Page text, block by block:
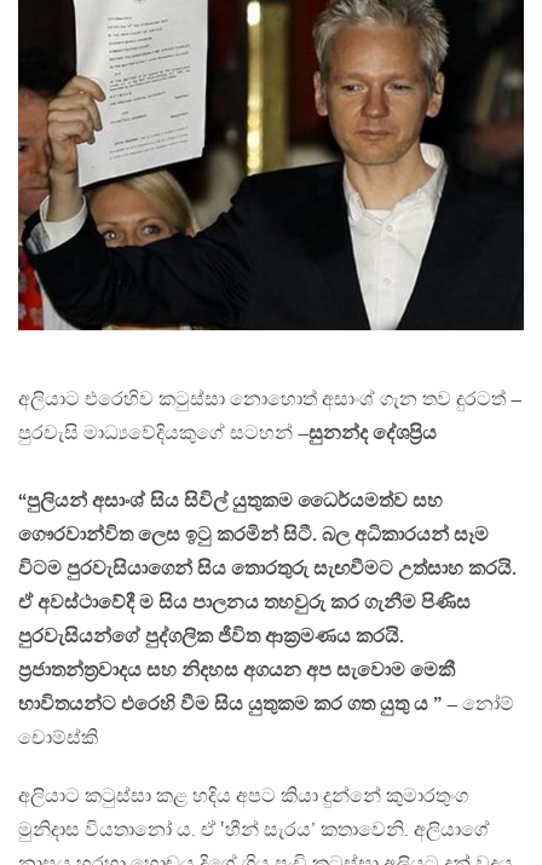
අලියාට එරෙහිව කටුස්සා නොහොත් අසාංශ් ගැන තව දුරටත් –
පුරවැසි මාධ්‍යවේදියකුගේ සටහන් –සුනන්ද දේශප්‍රිය
“පුලියන් අසාංශ් සිය සිවිල් යුතුකම ධෛර්යමත්ව සහ
ගෞරවාන්විත ලෙස ඉටු කරමින් සිටී. බල අධිකාරයන් සෑම
විටම පුරවැසියාගෙන් සිය තොරතුරු සැඟවීමට උත්සාහ කරයි.
ඒ අවස්ථාවේදී ම සිය පාලනය තහවුරු කර ගැනීම පිණිස
පුරවැසියන්ගේ පුද්ගලික ජීවිත ආක්‍රමණය කරයි.
ප්‍රජාතන්ත්‍රවාදය සහ නිදහස අගයන අප සැවොම මෙකී
භාවිතයන්ට එරෙහි වීම සිය යුතුකම කර ගත යුතු ය ” – නෝම්
චොම්ස්කි
අලියාට කටුස්සා කළ හදිය අපට කියා දුන්නේ කුමාරතුංග
මුනිදාස වියතානෝ ය. ඒ ‛හීන් සැරය’ කතාවෙනි. අලියාගේ